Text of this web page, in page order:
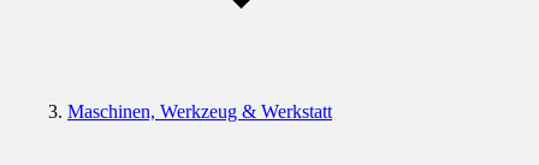
Maschinen, Werkzeug & Werkstatt